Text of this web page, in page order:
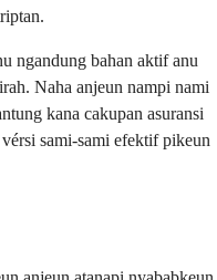
ngandung bahan aktif anu
Naha anjeun nampi nami
kana cakupan asuransi
sami-sami efektif pikeun